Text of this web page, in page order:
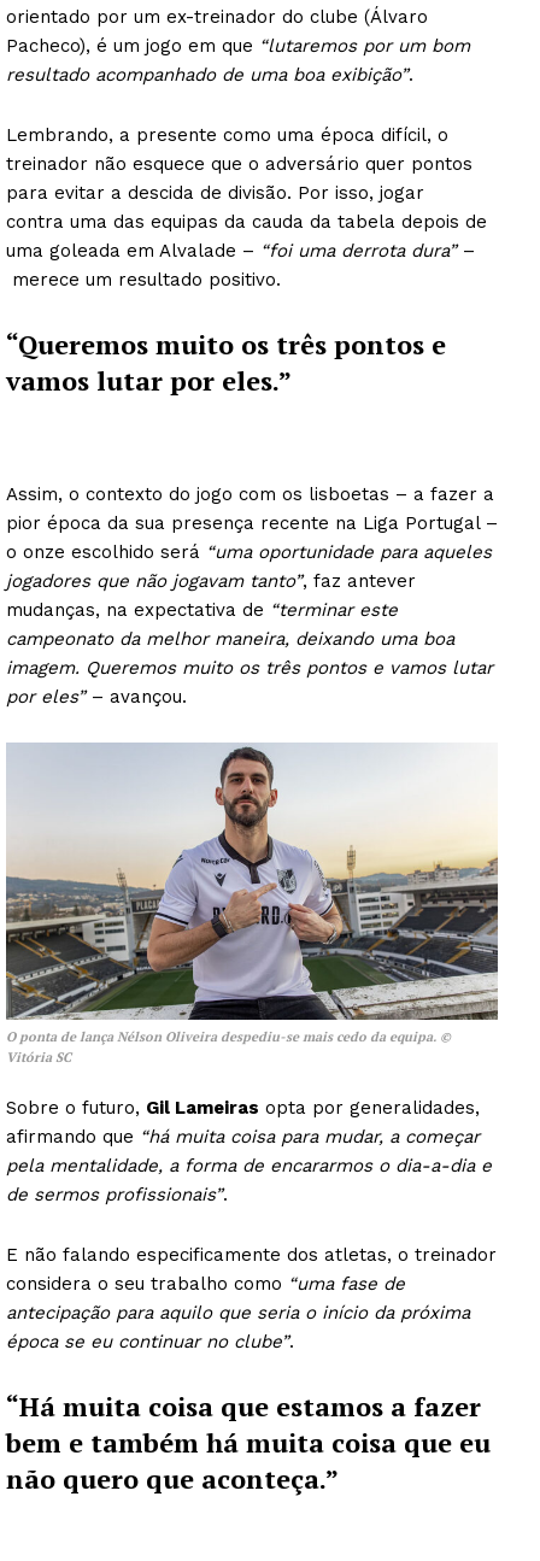
orientado por um ex-treinador do clube (Álvaro
Pacheco), é um jogo em que “lutaremos por um bom
resultado acompanhado de uma boa exibição”.
Lembrando, a presente como uma época difícil, o
treinador não esquece que o adversário quer pontos
para evitar a descida de divisão. Por isso, jogar
contra uma das equipas da cauda da tabela depois de
uma goleada em Alvalade – “foi uma derrota dura” –
merece um resultado positivo.
“Queremos muito os três pontos e
vamos lutar por eles.”
Assim, o contexto do jogo com os lisboetas – a fazer a
pior época da sua presença recente na Liga Portugal –
o onze escolhido será “uma oportunidade para aqueles
jogadores que não jogavam tanto”, faz antever
mudanças, na expectativa de “terminar este
campeonato da melhor maneira, deixando uma boa
imagem. Queremos muito os três pontos e vamos lutar
por eles”– avançou.
O ponta de lança Nélson Oliveira despediu-se mais cedo da equipa. ©
Vitória SC
Sobre o futuro, Gil Lameiras opta por generalidades,
afirmando que “há muita coisa para mudar, a começar
pela mentalidade, a forma de encararmos o dia-a-dia e
de sermos profissionais”.
E não falando especificamente dos atletas, o treinador
considera o seu trabalho como “uma fase de
antecipação para aquilo que seria o início da próxima
época se eu continuar no clube”.
“Há muita coisa que estamos a fazer
bem e também há muita coisa que eu
não quero que aconteça.”